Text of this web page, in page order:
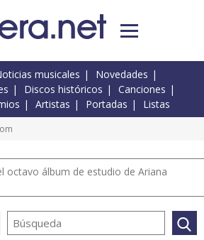
musicales
Novedades
Discos históricos
Canciones
Artistas Portadas Listas
octavo álbum de estudio de Ariana